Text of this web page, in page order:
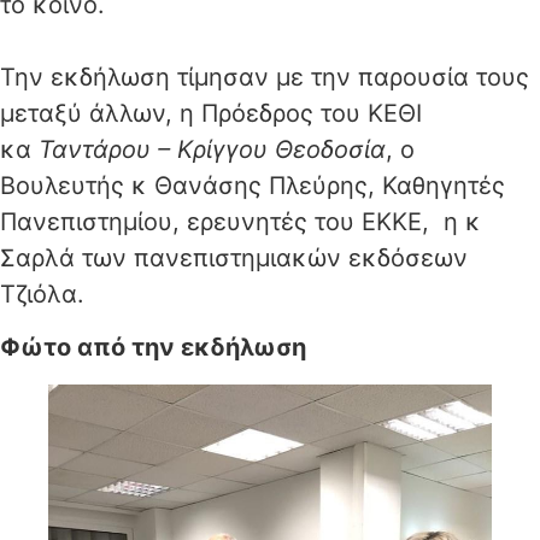
Την εκδήλωση τίμησαν με την παρουσία τους
μεταξύ άλλων, η Πρόεδρος του ΚΕΘΙ
κα Ταντάρου – Κρίγγου Θεοδοσία, ο
Βουλευτής κ Θανάσης Πλεύρης, Καθηγητές
Πανεπιστημίου, ερευνητές του ΕΚΚΕ, η κ
Σαρλά των πανεπιστημιακών εκδόσεων
Τζιόλα.
Φώτο από την εκδήλωση